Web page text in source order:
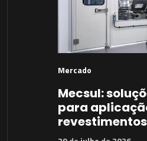
Mercado
Mecsul:
para
revestimentos